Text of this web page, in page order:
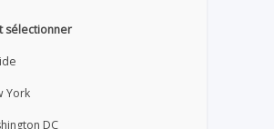
sélectionner
York
DC